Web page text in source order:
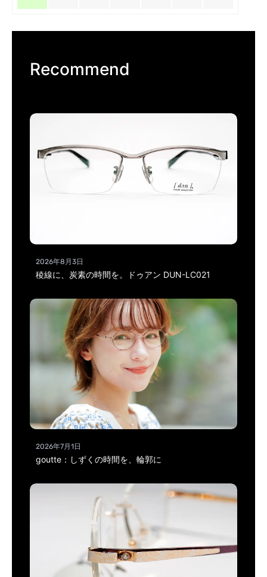
Recommend
2026年8月3日
稜線に、炭素の時間を。ドゥアン DUN-LC021
2026年7月1日
goutte：しずくの時間を、輪郭に